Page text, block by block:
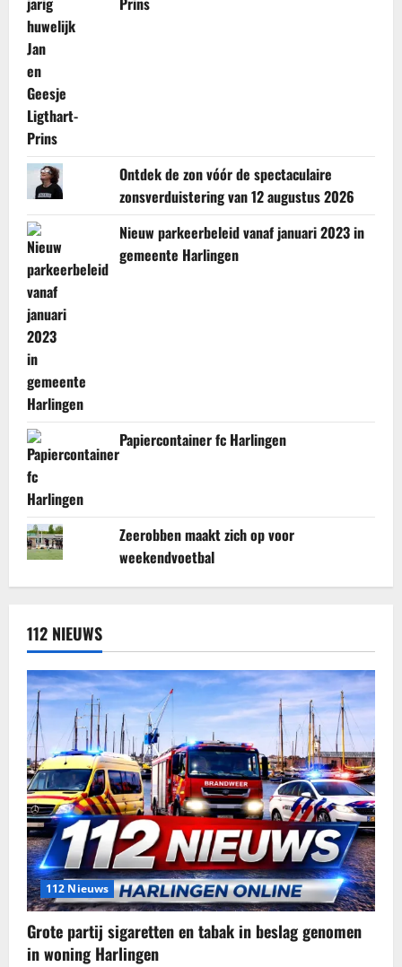
Ontdek de zon vóór de spectaculaire
zonsverduistering van 12 augustus 2026
Nieuw parkeerbeleid vanaf januari 2023 in
gemeente Harlingen
Papiercontainer fc Harlingen
Zeerobben maakt zich op voor
weekendvoetbal
112 NIEUWS
112 Nieuws
Grote partij sigaretten en tabak in beslag genomen
in woning Harlingen